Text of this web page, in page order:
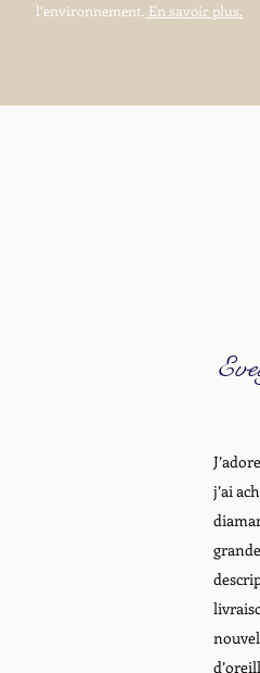
l’environnement. En savoir plus.
j’ai